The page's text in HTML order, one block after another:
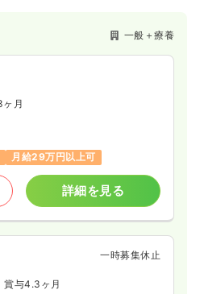
一般＋療養
月
月給29万円以上可
詳細を見る
一時募集休止
賞与4.3ヶ月